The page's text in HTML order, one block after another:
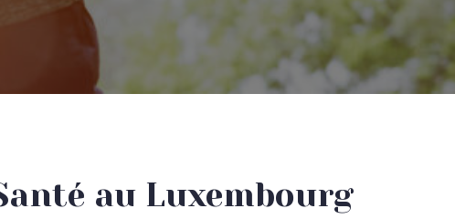
au Luxembourg